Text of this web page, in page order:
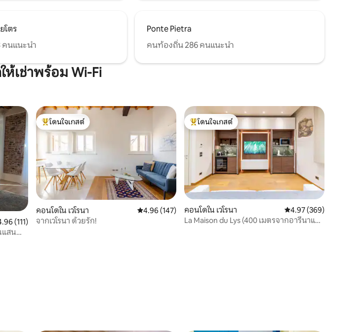
โตร
คนแนะนำ
Ponte Pietra
คนท้องถิ่น 286 คนแนะนำ
ห้เช่าพร้อม Wi-Fi
นนเฉลี่ย 4.96 จาก 5, 111 รีวิว
(111)
แสน
โดนใจเกสต์ที่สุด
โดนใจเกสต์
คอนโดใน เวโรนา คะแนนเฉลี่ย 4.96 จาก 5, 147 รีวิว
4.96 (147)
จากเวโรนา ด้วยรัก!
โดนใจเกสต์ที่สุด
โดนใจเกสต์
คอนโดใน เวโรนา คะแนนเฉลี่ย 4.97 จาก 5,
4.97 (369)
La Maison du Lys (400 เมตรจากอารีนาแห่ง